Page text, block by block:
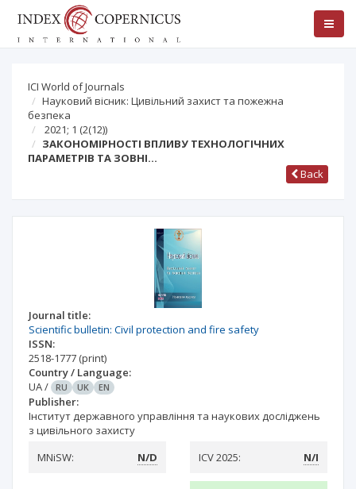
ICI World of Journals
Науковий вісник: Цивільний захист та пожежна
безпека
2021; 1 (2(12))
ЗАКОНОМІРНОСТІ ВПЛИВУ ТЕХНОЛОГІЧНИХ
ПАРАМЕТРІВ ТА ЗОВНІ…
Back
Journal title:
Scientific bulletin: Civil protection and fire safety
ISSN:
2518-1777 (print)
Country / Language:
UA/ RU UK EN
Publisher:
Інститут державного управління та наукових досліджень
з цивільного захисту
MNiSW:
N/D ICV 2025: N/I